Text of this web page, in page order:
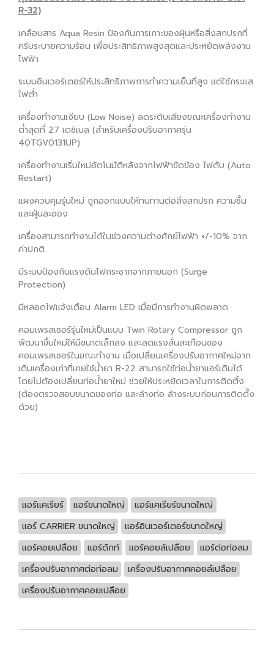
R-32)
เคลือบสาร Aqua Resin ป้องกันการเกาะของฝุ่นหรือสิ่งสกปรกที่
ครีบระบายความร้อน เพื่อประสิทธิภาพสูงสุดและประหยัดพลังงาน
ไฟฟ้า
ระบบอินเวอร์เตอร์ให้ประสิทธิภาพการทำความเย็นที่สูง แต่ใช้กระแส
ไฟต่ำ
เครื่องทำงานเงียบ (Low Noise) ลดระดับเสียงขณะเครื่องทำงาน
ต่ำสุดที่ 27 เดซิเบล (สำหรับเครื่องปรับอากาศรุ่น
40TGV0131UP)
เครื่องทำงานเริ่มใหม่อัตโนมัติหลังจากไฟฟ้าขัดข้อง ไฟดับ (Auto
Restart)
แผงควบคุมรุ่นใหม่ ถูกออกแบบให้ทนทานต่อสิ่งสกปรก ความชื้น
และฝุ่นละออง
เครื่องสามารถทำงานได้ในช่วงความต่างศักย์ไฟฟ้า +/-10% จาก
ค่าปกติ
มีระบบป้องกันแรงดันไฟกระชากจากภายนอก (Surge
Protection)
มีหลอดไฟแจ้งเตือน Alarm LED เมื่อมีการทำงานผิดพลาด
คอมเพรสเซอร์รุ่นใหม่เป็นแบบ Twin Rotary Compressor ถูก
พัฒนาขึ้นใหม่ให้มีขนาดเล็กลง และลดแรงสั่นสะเทือนของ
คอมเพรสเซอร์ในขณะทำงาน เมื่อเปลี่ยนเครื่องปรับอากาศใหม่จาก
เดิมเครื่องเก่าที่เคยใช้น้ำยา R-22 สามารถใช้ท่อน้ำยาแอร์เดิมได้
โดยไม่ต้องเปลี่ยนท่อน้ำยาใหม่ ช่วยให้ประหยัดเวลาในการติดตั้ง
(ต้องตรวจสอบขนาดของท่อ และล้างท่อ ล้างระบบก่อนการติดตั้ง
ด้วย)
แอร์แคเรียร์ แอร์ขนาดใหญ่
แอร์แคเรียร์ขนาดใหญ่
แอร์ CARRIER ขนาดใหญ่
แอร์อินเวอร์เตอร์ขนาดใหญ่
แอร์คอยเปลือย
แอร์ดักท์ แอร์คอยล์เปลือย
แอร์ต่อท่อลม
เครื่องปรับอากาศต่อท่อลม
เครื่องปรับอากาศคอยล์เปลือย
เครื่องปรับอากาศคอยเปลือย